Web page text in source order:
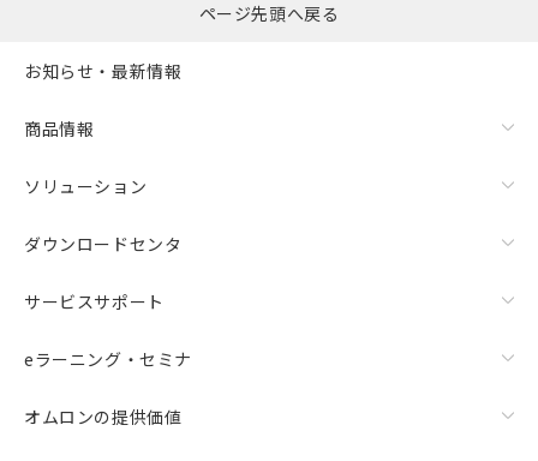
ページ先頭へ戻る
お知らせ・最新情報
商品情報
ソリューション
ダウンロードセンタ
サービスサポート
eラーニング・セミナ
オムロンの提供価値